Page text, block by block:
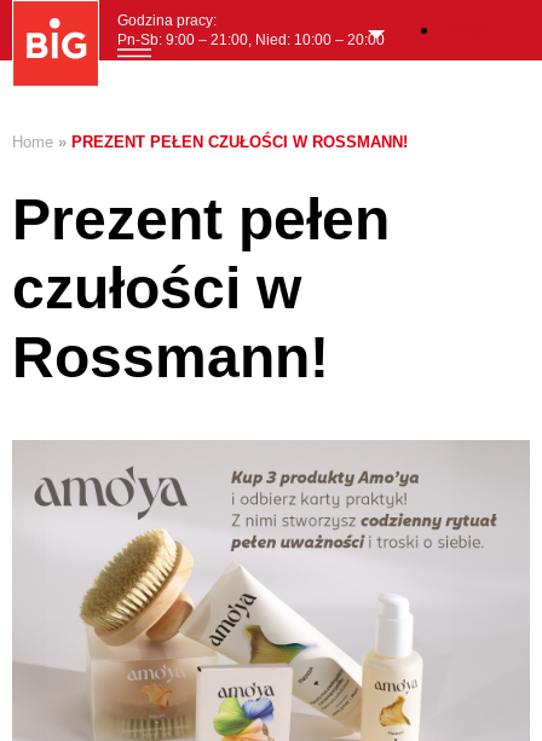
Godzina pracy:
Pn-Sb: 9:00 – 21:00, Nied: 10:00 – 20:00
Home » PREZENT PEŁEN CZUŁOŚCI W ROSSMANN!
Prezent pełen
czułości w
Rossmann!